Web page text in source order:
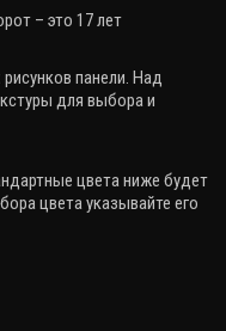
– это 17 лет
панели. Над
для выбора и
цвета ниже будет
цвета указывайте его